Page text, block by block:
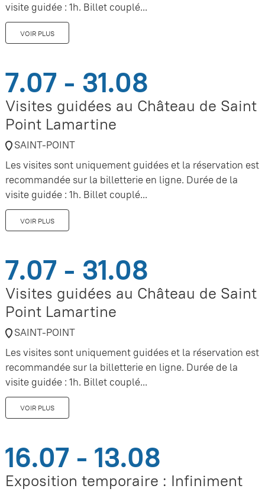
visite guidée : 1h. Billet couplé...
VOIR PLUS
7.07 - 31.08
Visites guidées au Château de Saint
Point Lamartine
SAINT-POINT
Les visites sont uniquement guidées et la réservation est
recommandée sur la billetterie en ligne. Durée de la
visite guidée : 1h. Billet couplé...
VOIR PLUS
7.07 - 31.08
Visites guidées au Château de Saint
Point Lamartine
SAINT-POINT
Les visites sont uniquement guidées et la réservation est
recommandée sur la billetterie en ligne. Durée de la
visite guidée : 1h. Billet couplé...
VOIR PLUS
16.07 - 13.08
Exposition temporaire : Infiniment